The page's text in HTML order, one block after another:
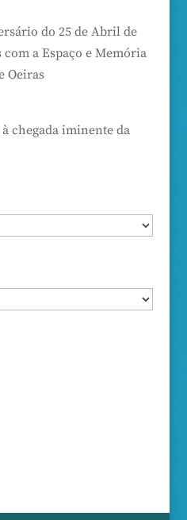
do 25 de Abril de
a Espaço e Memória
Oeiras
chegada iminente da